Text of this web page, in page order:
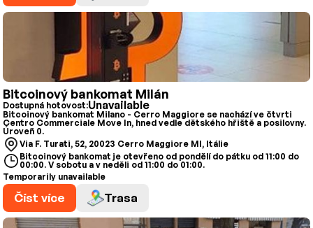
Bitcoinový bankomat Milán
Dostupná hotovost:Unavailable
Bitcoinový bankomat Milano - Cerro Maggiore se nachází ve čtvrti
Centro Commerciale Move In, hned vedle dětského hřiště a posilovny.
Úroveň 0.
Via F. Turati, 52, 20023 Cerro Maggiore MI, Itálie
Bitcoinový bankomat je otevřeno od pondělí do pátku od 11:00 do
00:00. V sobotu a v neděli od 11:00 do 01:00.
Temporarily unavailable
Číst více Trasa